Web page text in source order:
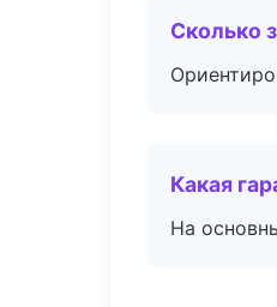
Сколько
Какая
На